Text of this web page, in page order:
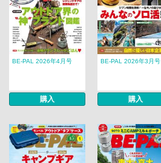
BE-PAL 2026年4月号
購入
BE-PAL 2026年3月号
購入